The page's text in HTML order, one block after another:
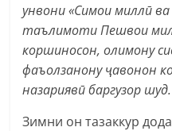
унвони «Симои миллӣ
таълимоти Пешвои
коршиносон, олимону
фаъолзанону ҷавонон
назариявӣ баргузор шуд.
Зимни он тазаккур